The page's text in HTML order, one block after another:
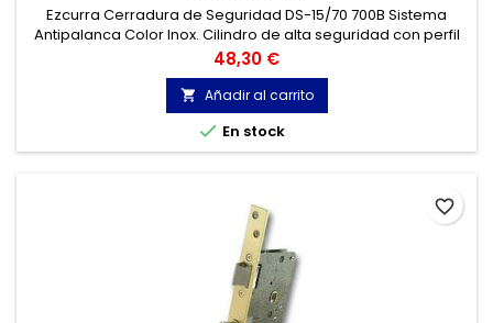
Ezcurra Cerradura de Seguridad DS-15/70 700B Sistema
Antipalanca Color Inox. Cilindro de alta seguridad con perfil
europeo. Protección frontal antitaladro por pasadores de
acero templado.
Precio
48,30 €
 Añadir al carrito
 En stock
favorite_border